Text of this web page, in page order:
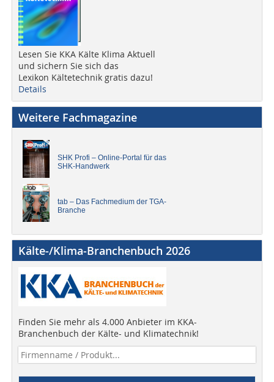
Lesen Sie KKA Kälte Klima Aktuell
und sichern Sie sich das
Lexikon Kältetechnik gratis dazu!
Details
Weitere Fachmagazine
SHK Profi – Online-Portal für das
SHK-Handwerk
tab – Das Fachmedium der TGA-
Branche
Kälte-/Klima-Branchenbuch 2026
Finden Sie mehr als 4.000 Anbieter im KKA-
Branchenbuch der Kälte- und Klimatechnik!